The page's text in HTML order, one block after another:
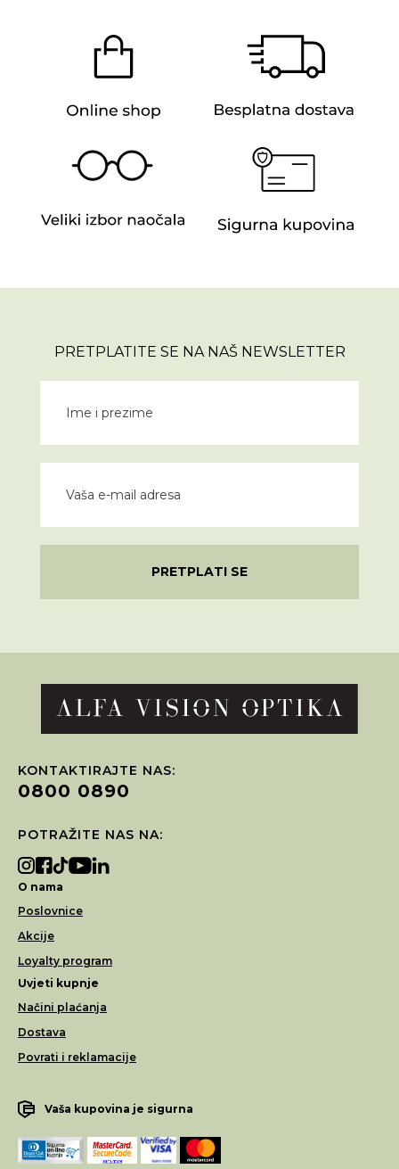
PRETPLATITE SE NA NAŠ NEWSLETTER
PRETPLATI SE
KONTAKTIRAJTE NAS:
0800 0890
POTRAŽITE NAS NA:
O nama
Poslovnice
Akcije
Loyalty program
Uvjeti kupnje
Načini plaćanja
Dostava
Povrati i reklamacije
Vaša kupovina je sigurna